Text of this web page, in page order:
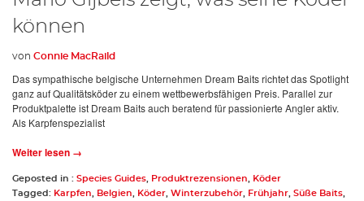
können
von Connie MacRaild
Das sympathische belgische Unternehmen Dream Baits richtet das Spotlight
ganz auf Qualitätsköder zu einem wettbewerbsfähigen Preis. Parallel zur
Produktpalette ist Dream Baits auch beratend für passionierte Angler aktiv.
Als Karpfenspezialist
Weiter lesen →
Geposted in : Species Guides Produktrezensionen
Köder
Tagged: Karpfen Belgien Köder Winterzubehör Frühjahr Süße Baits